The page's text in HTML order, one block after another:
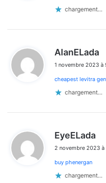
chargement…
AlanELada
t
1 novembre 2023 à
cheapest levitra
chargement…
EyeELada
t
2 novembre 2023
buy phenergan
chargement…